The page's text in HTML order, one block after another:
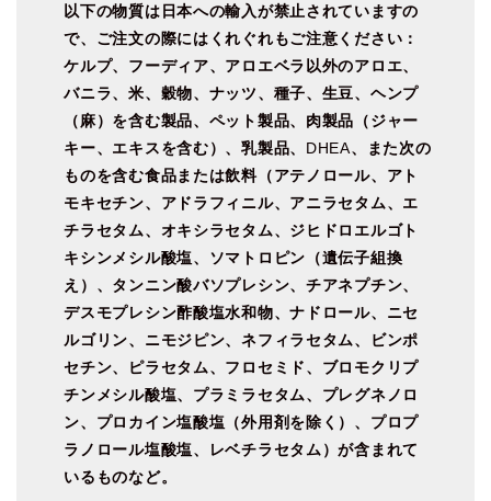
以下の物質は日本への輸入が禁止されていますの
で、ご注文の際にはくれぐれもご注意ください：
ケルプ、フーディア、アロエベラ以外のアロエ、
バニラ、米、穀物、ナッツ、種子、生豆、ヘンプ
（麻）を含む製品、ペット製品、肉製品（ジャー
キー、エキスを含む）、乳製品、 DHEA、また次の
ものを含む食品または飲料（アテノロール、アト
モキセチン、アドラフィニル、アニラセタム、エ
チラセタム、オキシラセタム、ジヒドロエルゴト
キシンメシル酸塩、ソマトロピン（遺伝子組換
え）、タンニン酸バソプレシン、チアネプチン、
デスモプレシン酢酸塩水和物、ナドロール、ニセ
ルゴリン、ニモジピン、ネフィラセタム、ビンポ
セチン、ピラセタム、フロセミド、ブロモクリプ
チンメシル酸塩、プラミラセタム、プレグネノロ
ン、プロカイン塩酸塩（外用剤を除く）、プロプ
ラノロール塩酸塩、レベチラセタム）が含まれて
いるものなど。